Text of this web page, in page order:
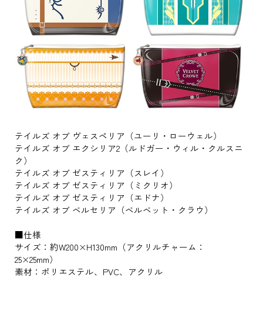
テイルズ オブ ヴェスペリア（ユーリ・ローウェル）
テイルズ オブ エクシリア2（ルドガー・ウィル・クルスニ
ク）
テイルズ オブ ゼスティリア（スレイ）
テイルズ オブ ゼスティリア（ミクリオ）
テイルズ オブ ゼスティリア（エドナ）
テイルズ オブ ベルセリア（ベルベット・クラウ）
■仕様
サイズ：約W200×H130mm（アクリルチャーム：
25×25mm）
素材：ポリエステル、PVC、アクリル